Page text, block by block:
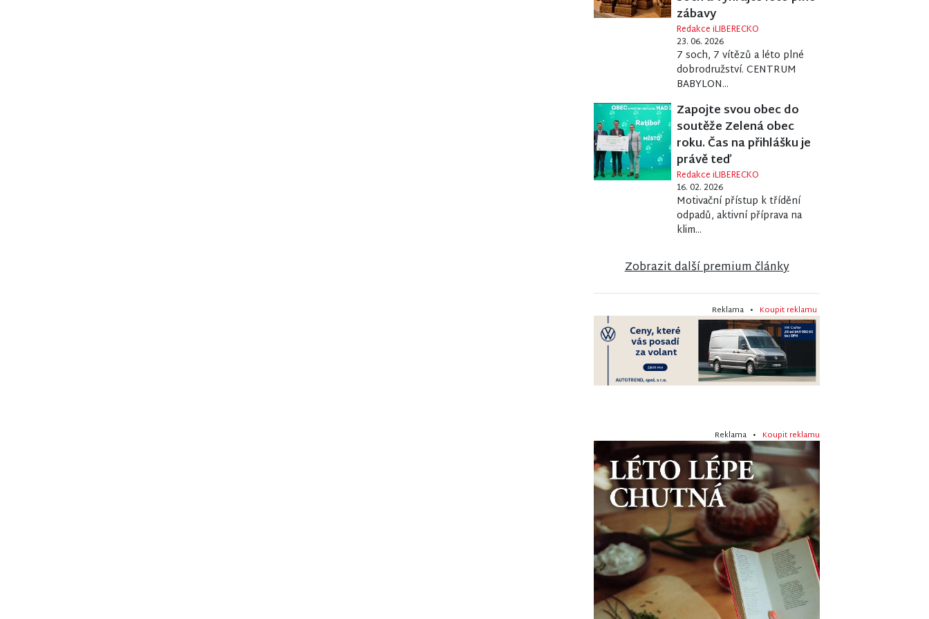
zábavy
Redakce iLIBERECKO
23. 06. 2026
7 soch, 7 vítězů a léto plné
dobrodružství. CENTRUM
BABYLON...
Zapojte svou obec do
soutěže Zelená obec
roku. Čas na přihlášku je
právě teď
Redakce iLIBERECKO
16. 02. 2026
Motivační přístup k třídění
odpadů, aktivní příprava na
klim...
Zobrazit další premium články
Reklama • Koupit reklamu
Reklama • Koupit reklamu